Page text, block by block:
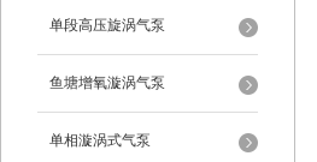
单段高压旋涡气泵
鱼塘增氧漩涡气泵
单相漩涡式气泵